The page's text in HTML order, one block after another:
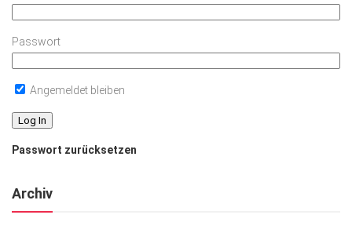
Passwort
Angemeldet bleiben
Passwort zurücksetzen
Archiv